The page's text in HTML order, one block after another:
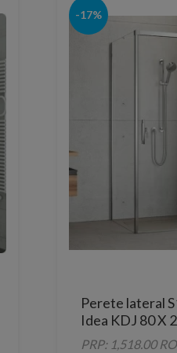
-17%
Perete lateral
Idea KDJ 80 X
sticla
PRP: 1,518.00